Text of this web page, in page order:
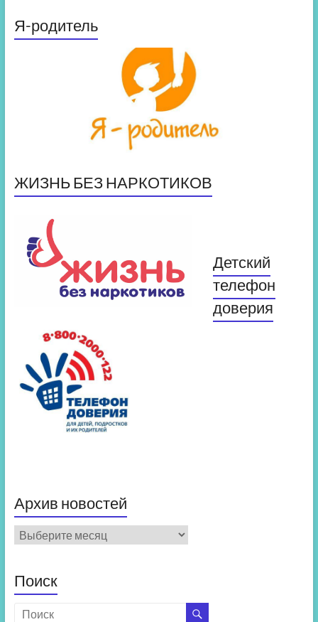
Я-родитель
ЖИЗНЬ БЕЗ НАРКОТИКОВ
Детский
телефон
доверия
Архив новостей
Архив
новостей
Поиск